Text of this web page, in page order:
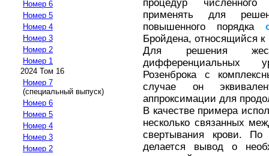
Номер 6
Номер 5
Номер 4
Номер 3
Номер 2
Номер 1
2024 Том 16
Номер 7
(специальный выпуск)
Номер 6
Номер 5
Номер 4
Номер 3
Номер 2
процедур численного
применять для
повышенного порядка
Бройдена, относящийся к
Для решения
дифференциальных
Розенброка с
случае он
аппроксимации для
В качестве примера
несколько связанных
свертывания крови. По
делается вывод о